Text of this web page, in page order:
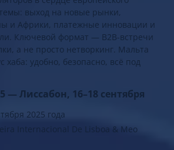
выход на новые рынки,
и Африки, платежные инновации и
Ключевой формат — B2B-встречи
а не просто нетворкинг. Мальта
хаба: удобно, безопасно, всё под
— Лиссабон, 16–18 сентября
2025 года
Internacional De Lisboa & Meo